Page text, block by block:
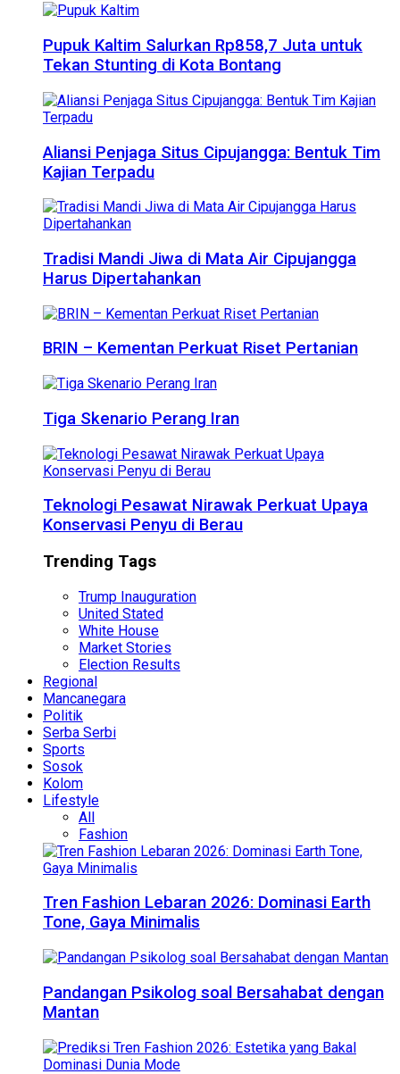
Pupuk Kaltim Salurkan Rp858,7 Juta untuk
Tekan Stunting di Kota Bontang
Aliansi Penjaga Situs Cipujangga: Bentuk Tim
Kajian Terpadu
Tradisi Mandi Jiwa di Mata Air Cipujangga
Harus Dipertahankan
BRIN – Kementan Perkuat Riset Pertanian
Tiga Skenario Perang Iran
Teknologi Pesawat Nirawak Perkuat Upaya
Konservasi Penyu di Berau
Trending Tags
Trump Inauguration
United Stated
White House
Market Stories
Election Results
Regional
Mancanegara
Politik
Serba Serbi
Sports
Sosok
Kolom
Lifestyle
All
Fashion
Tren Fashion Lebaran 2026: Dominasi Earth
Tone, Gaya Minimalis
Pandangan Psikolog soal Bersahabat dengan
Mantan